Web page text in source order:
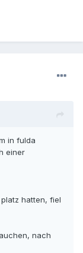
in fulda
einer
hatten, fiel
nach